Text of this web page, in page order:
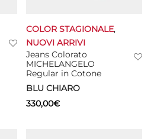
Jeans Colorato
MICHELANGELO
Regular in Cotone
BLU CHIARO
COLOR STAGIONALE,
NUOVI ARRIVI
330,00€